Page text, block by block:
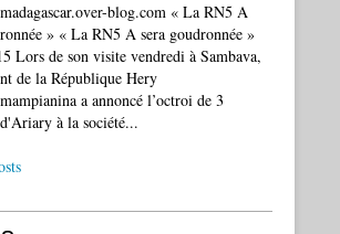
blog.com « La RN5 A
» « La RN5 A sera goudronnée »
Lors de son visite vendredi à Sambava,
de la République Hery
a annoncé l’octroi de 3
à la société...